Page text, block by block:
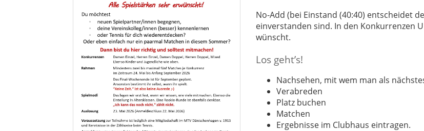
No-Add (bei Einstand (40:40) entscheidet
einverstanden sind. In den Konkurrenzen
wünscht.
Los geht’s!
Nachsehen, mit wem man als
Verabreden
Platz buchen
Matchen
Ergebnisse im Clubhaus eintragen.